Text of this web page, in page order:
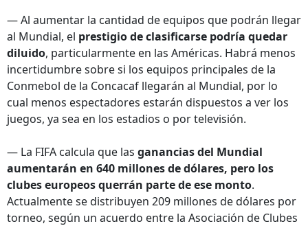
— Al aumentar la cantidad de equipos que podrán llegar
al Mundial, el prestigio de clasificarse podría quedar
diluido, particularmente en las Américas. Habrá menos
incertidumbre sobre si los equipos principales de la
Conmebol de la Concacaf llegarán al Mundial, por lo
cual menos espectadores estarán dispuestos a ver los
juegos, ya sea en los estadios o por televisión.
— La FIFA calcula que las ganancias del Mundial
aumentarán en 640 millones de dólares, pero los
clubes europeos querrán parte de ese monto.
Actualmente se distribuyen 209 millones de dólares por
torneo, según un acuerdo entre la Asociación de Clubes